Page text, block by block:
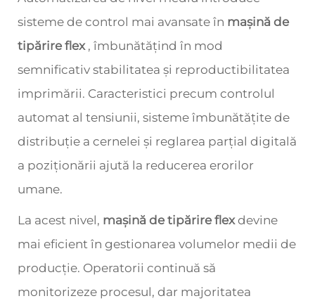
sisteme de control mai avansate în mașină de
tipărire flex , îmbunătățind în mod
semnificativ stabilitatea și reproductibilitatea
imprimării. Caracteristici precum controlul
automat al tensiunii, sisteme îmbunătățite de
distribuție a cernelei și reglarea parțial digitală
a poziționării ajută la reducerea erorilor
umane.
La acest nivel, mașină de tipărire flexdevine
mai eficient în gestionarea volumelor medii de
producție. Operatorii continuă să
monitorizeze procesul, dar majoritatea